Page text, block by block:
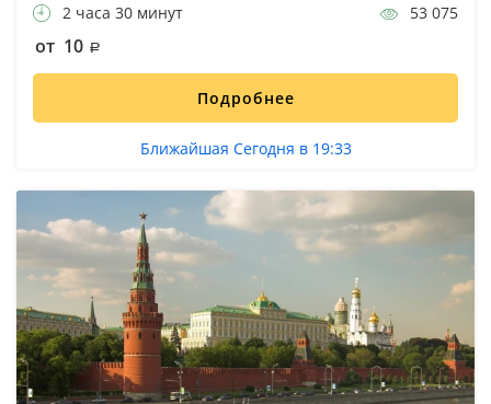
2 часа 30 минут
53 075
от 10
Подробнее
Ближайшая Сегодня в 19:33